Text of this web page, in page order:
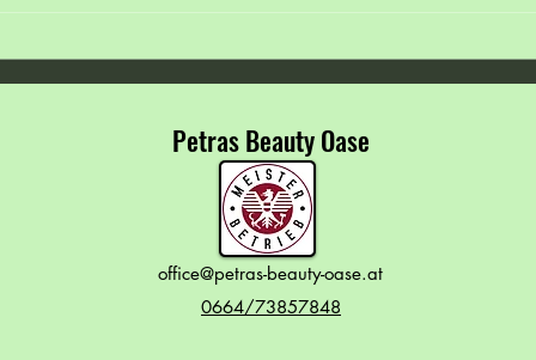
☀️ Barfuß durch den Sommer 🦶
✨
🌸💙
Petras Beauty Oase
office@petras-beauty-oase.at
0664/73857848